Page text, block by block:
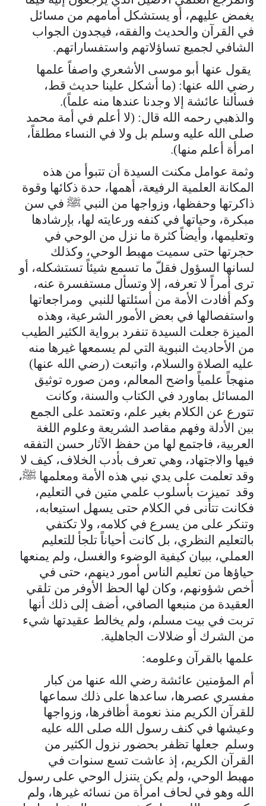
يغمض عليهم، أو يستشكل أمامهم من مسائل
في القرآن والحديث والفقه، فيجدون الجواب
الشافي لجميع تساؤلاتهم واستفساراتهم.
يقول عنها أبو موسى الأشعري واصفاً علمها
رضي الله عنها: (ما أشكل علينا حديث قط،
فسألنا عائشة إلا وجدنا عندها منه علماً).
والذهبي رحمه الله قال: (لا أعلم في أمة محمد
صلى الله عليه وسلم بل ولا في النساء مطلقاً،
امرأة أعلم منها).
وثمة عوامل مكنت السيدة أن تتبوأ من هذه
المكانة العلمية الرفيعة، أهمها، حدة ذكائها وقوة
ذاكرتها وحفظها، وزواجها من النبي ﷺ في سن
مبكرة، وحياتها في كنفه ورعايته لها، بإرشادها
وتعليمها، وأيضاً كثرة ما نزل من الوحي في
حجرتها حتى سميت مهبط الوحي، وكذلك
لسانها السؤول فقلّ ما تسمع شيئاً تستشكله، أو
ترى أمراً لا تعرفه، إلا وتسأل مستفسرة عنه،
وكم أفادت الأمة من أسئلتها للنبي ومراجعاتها
واستفصالها في بعض الأمور الشرعية، وهذه
الميزة جعلت السيدة تنفرد برواية الكثير الطيب
من الأحاديث النبوية التي لم يسمعها غيرها منه
عليه الصلاة والسلام، واتبعت (رضي الله عنها)
منهجاً علمياً واضح المعالم، ومن صوره توثيق
المسائل بماورد في الكتاب والسنة، وكانت
تتورع عن الكلام بغير علم، وتعتمد على الجمع
بين الأدلة وفهم مقاصد الشريعة وعلوم اللغة
العربية، فاجتمع لها من حفظ الآثار حسن التفقه
فيها والاجتهاد، وهي تعرف بأدب الخلاف، كيف لا
وقد تعلمت على يدي نبي هذه الأمة ومعلمها ﷺ،
وقد تميزت بأسلوب علمي متين في التعليم،
فكانت تتأنى في الكلام حتى يسهل استيعابه،
وتنكر على من يسرع في كلامه، ولا تكتفي
بالتعليم النظري، بل كانت أحياناً تلجأ للتعليم
العملي، ببيان كيفية الوضوء والغسل، ولم يمنعها
حياؤها من تعليم الناس أمور دينهم، حتى في
أخص شؤونهم، وكان لها الحظ الأوفر من تلقي
العقيدة من منبعها الصافي، أضف إلى ذلك أنها
تربت في بيت مسلم، ولم يخالط عقيدتها شيء
من الشرك أو ضلالات الجاهلية.
علمها بالقرآن وعلومه:
أم المؤمنين عائشة رضي الله عنها من كبار
مفسري عصرها، ساعدها على ذلك سماعها
للقرآن الكريم منذ نعومة أظافرها، وزواجها
وعيشها في كنف رسول الله صلى الله عليه
وسلم جعلها تظفر بحضور نزول الكثير من
القرآن الكريم، إذ عاشت تسع سنوات في
مهبط الوحي، ولم يكن يتنزل الوحي على رسول
الله وهو في لحاف امرأة من نسائه غيرها، ولم